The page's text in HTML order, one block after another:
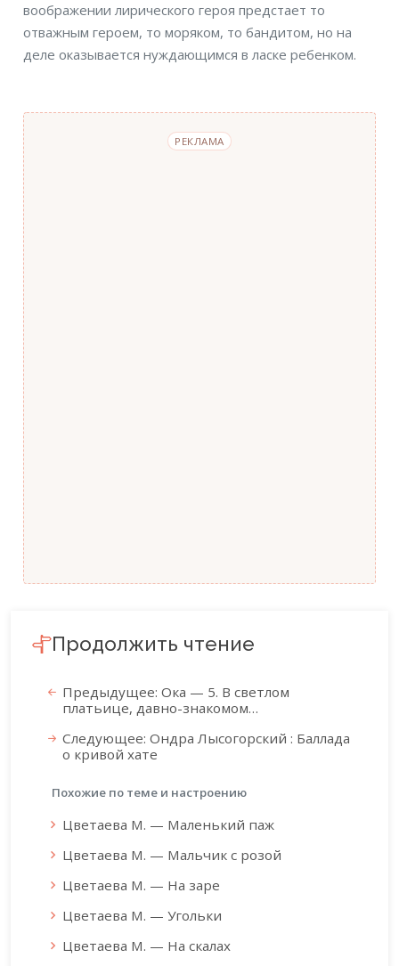
воображении лирического героя предстает то
отважным героем, то моряком, то бандитом, но на
деле оказывается нуждающимся в ласке ребенком.
РЕКЛАМА
Продолжить чтение
Предыдущее: Ока — 5. В светлом
платьице, давно-знакомом…
Следующее: Ондра Лысогорский : Баллада
о кривой хате
Похожие по теме и настроению
Цветаева М. — Маленький паж
Цветаева М. — Мальчик с розой
Цветаева М. — На заре
Цветаева М. — Угольки
Цветаева М. — На скалах